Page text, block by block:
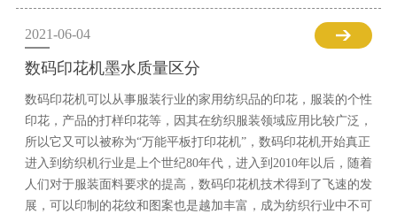
2021-06-04
数码印花机墨水质量区分
数码印花机可以从事服装行业的家用纺织品的印花，服装的个性
印花，产品的打样印花等，因其在纺织服装领域应用比较广泛，
所以它又可以被称为“万能平板打印花机”，数码印花机开始真正
进入到纺织机行业是上个世纪80年代，进入到2010年以后，随着
人们对于服装面料要求的提高，数码印花机技术得到了飞速的发
展，可以印制的花纹和图案也是越加丰富，成为纺织行业中不可